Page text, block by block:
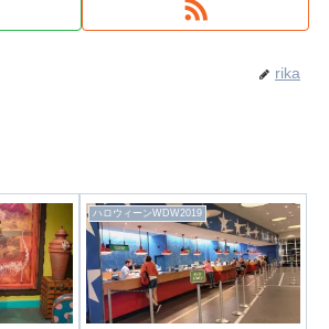
rika
ハロウィーンWDW2019